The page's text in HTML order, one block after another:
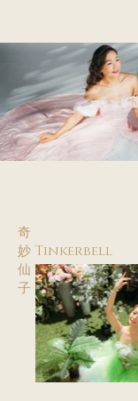
奇
妙 Tinkerbell
仙
子